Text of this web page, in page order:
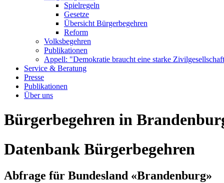
Spielregeln
Gesetze
Übersicht Bürgerbegehren
Reform
Volksbegehren
Publikationen
Appell: "Demokratie braucht eine starke
Service & Beratung
Presse
Publikationen
Über uns
Bürgerbegehren in
Datenbank Bürgerbegehren
Abfrage für Bundesland «Brandenburg»